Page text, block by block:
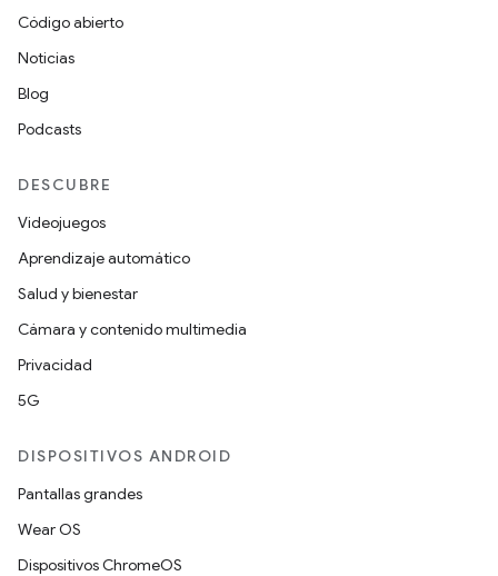
Código abierto
Noticias
Blog
Podcasts
DESCUBRE
Videojuegos
Aprendizaje automático
Salud y bienestar
Cámara y contenido multimedia
Privacidad
5G
DISPOSITIVOS ANDROID
Pantallas grandes
Wear OS
Dispositivos ChromeOS